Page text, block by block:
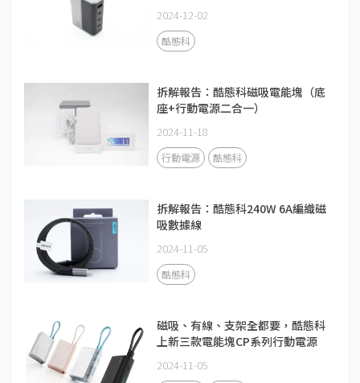
2024-12-02
酷態科
拆解報告：酷態科磁吸電能塊（底
座+行動電源二合一）
2024-11-18
行動電源 酷態科
拆解報告：酷態科240W 6A編織磁
吸數據線
2024-11-05
酷態科
磁吸、有線、支架全都要，酷態科
上新三款電能塊CP系列行動電源
2024-11-05